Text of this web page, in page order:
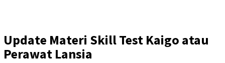
Update Materi Skill Test Kaigo atau
Perawat Lansia